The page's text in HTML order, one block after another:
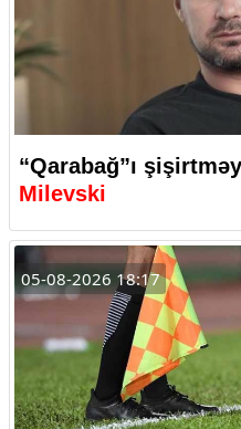
“Qarabağ”ı
Milevski
05-08-2026 18:17